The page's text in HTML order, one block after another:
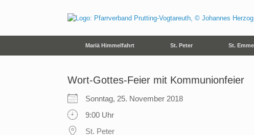
Mariä Himmelfahrt St. Peter St.
Wort-Gottes-Feier mit Kommunionfeier
Sonntag, 25. November 2018
9:00 Uhr
St. Peter